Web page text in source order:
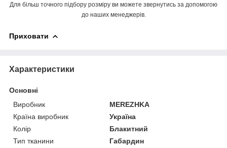
Для більш точного підбору розміру ви можете звернутись за допомогою
до наших менеджерів.
Приховати
Характеристики
Основні
Виробник
MEREZHKA
Країна виробник
Україна
Колір
Блакитний
Тип тканини
Габардин